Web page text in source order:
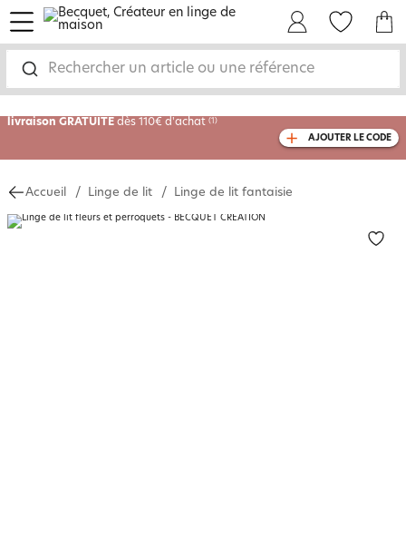
Rechercher un article ou une référence
menu
-35% sur votre commandedès 2 articles
achetés
livraison GRATUITEdès 110€ d'achat(1)
AJOUTER LE CODE
Accueil Linge de lit Linge de lit fantaisie